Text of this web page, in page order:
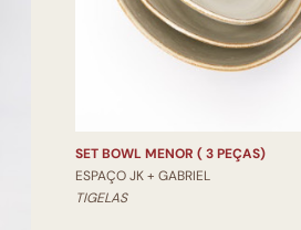
SET BOWL MENOR ( 3 PEÇAS)
ESPAÇO JK + GABRIEL
TIGELAS